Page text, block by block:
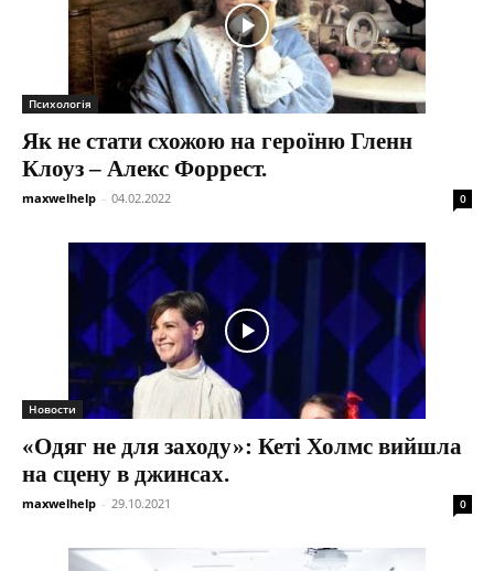
Психологія
Як не стати схожою на героїню Гленн
Клоуз – Алекс Форрест.
maxwelhelp - 04.02.2022 0
Новости
«Одяг не для заходу»: Кеті Холмс вийшла
на сцену в джинсах.
maxwelhelp - 29.10.2021 0